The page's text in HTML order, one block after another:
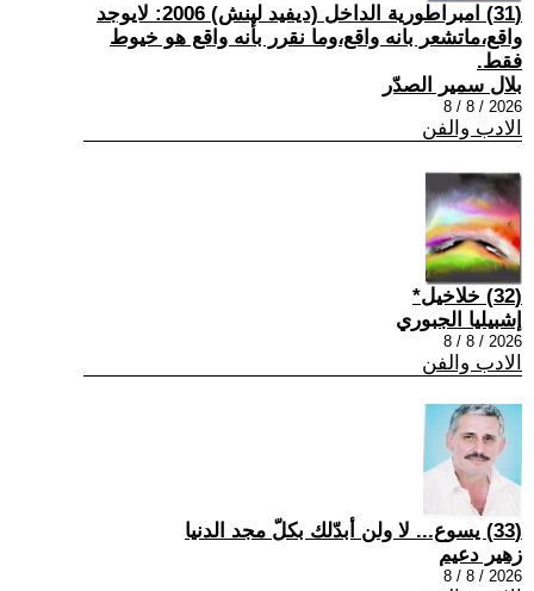
(31) امبراطورية الداخل (ديفيد لينش) 2006: لايوجد
واقع،ماتشعر بانه واقع،وما نقرر بأنه واقع هو خيوط
فقط.
بلال سمير الصدّر
2026 / 8 / 8
الادب والفن
(32) خلاخيل*
إشبيليا الجبوري
2026 / 8 / 8
الادب والفن
(33) يسوع... لا ولن أبدّلك بكلّ مجد الدنيا
زهير دعيم
2026 / 8 / 8